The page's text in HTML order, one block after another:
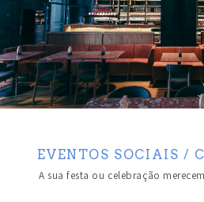
EVENTOS SOCIAIS /
A sua festa ou celebração